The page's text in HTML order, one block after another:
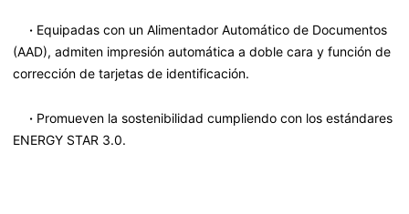
· Equipadas con un Alimentador Automático de Documentos
(AAD), admiten impresión automática a doble cara y función de
corrección de tarjetas de identificación.
· Promueven la sostenibilidad cumpliendo con los estándares
ENERGY STAR 3.0.